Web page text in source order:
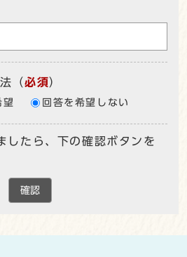
（必須）
望 回答を希望しない
したら、下の確認ボタンを
確認